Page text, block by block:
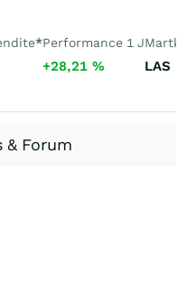
*Performance 1 J
+28,21 % LAS
& Forum